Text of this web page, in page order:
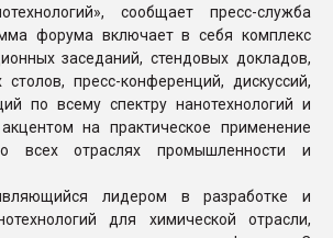
сообщает пресс-служба
форума включает в себя комплекс
заседаний, стендовых докладов,
столов, пресс-конференций, дискуссий,
по всему спектру нанотехнологий и
на практическое применение
всех отраслях промышленности и
лидером в разработке и
для химической отрасли,